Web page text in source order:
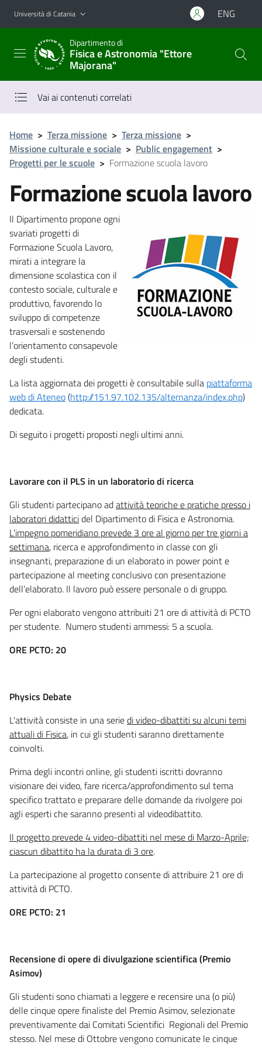
Vai al contenuto principale
Vai al menu di navigazione
Università di Catania ENG
Dipartimento di
Fisica e Astronomia "Ettore
Majorana"
Vai ai contenuti correlati
Home > Terza missione > Terza missione >
Missione culturale e sociale > Public engagement >
Progetti per le scuole > Formazione scuola lavoro
Formazione scuola lavoro
Il Dipartimento propone ogni
svariati progetti di
Formazione Scuola Lavoro,
mirati a integrare la
dimensione scolastica con il
contesto sociale, culturale e
produttivo, favorendo lo
sviluppo di competenze
trasversali e sostenendo
l’orientamento consapevole
degli studenti.
La lista aggiornata dei progetti è consultabile sulla piattaforma
web di Ateneo(http://151.97.102.135/alternanza/index.php)
dedicata.
Di seguito i progetti proposti negli ultimi anni.
Lavorare con il PLS in un laboratorio di ricerca
Gli studenti partecipano adattività teoriche e pratiche presso i
laboratori didatticidel Dipartimento di Fisica e Astronomia.
L’impegno pomeridiano prevede 3 ore al giorno per tre giorni a
settimana, ricerca e approfondimento in classe con gli
insegnanti, preparazione di un elaborato in power point e
partecipazione al meeting conclusivo con presentazione
dell’elaborato. Il lavoro può essere personale o di gruppo.
Per ogni elaborato vengono attribuiti 21 ore di attività di PCTO
per studente. Numero studenti ammessi: 5 a scuola.
ORE PCTO: 20
Physics Debate
L'attività consiste in una seriedi video-dibattiti su alcuni temi
attuali di Fisica, in cui gli studenti saranno direttamente
coinvolti.
Prima degli incontri online, gli studenti iscritti dovranno
visionare dei video, fare ricerca/approfondimento sul tema
specifico trattato e preparare delle domande da rivolgere poi
agli esperti che saranno presenti al videodibattito.
Il progetto prevede 4 video-dibattiti nel mese di Marzo-Aprile;
ciascun dibattito ha la durata di 3 ore.
La partecipazione al progetto consente di attribuire 21 ore di
attività di PCTO.
ORE PCTO: 21
Recensione di opere di divulgazione scientifica (Premio
Asimov)
Gli studenti sono chiamati a leggere e recensire una (o più)
delle cinque opere finaliste del Premio Asimov, selezionate
preventivamente dai Comitati Scientifici Regionali del Premio
stesso. Nel mese di Ottobre vengono comunicate le cinque